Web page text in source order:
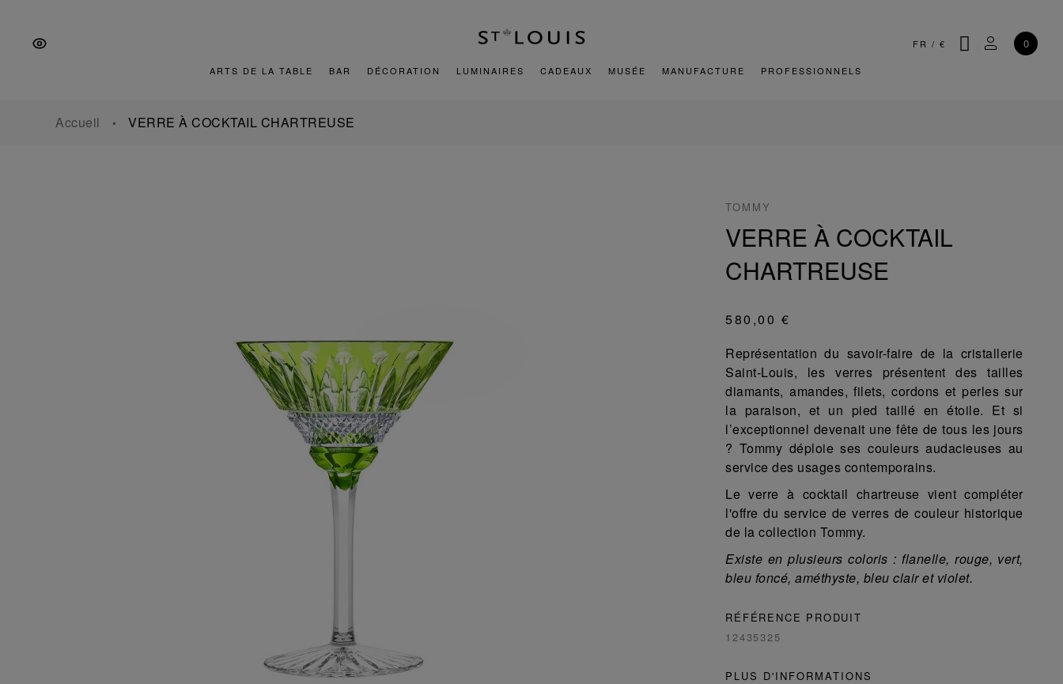
contenu
FR / € CHERCHER
MON0
ARTS DE LA TABLE BAR DÉCORATION LUMINAIRES CADEAUX MUSÉE MANUFACTURE PROFESSIONNELS
Accueil VERRE À COCKTAIL CHARTREUSE
TOMMY
VERRE À COCKTAIL
CHARTREUSE
580,00 €
Représentation du savoir-faire de la cristallerie
Saint-Louis, les verres présentent des tailles
diamants, amandes, filets, cordons et perles sur
la paraison, et un pied taillé en étoile. Et si
l’exceptionnel devenait une fête de tous les jours
? Tommy déploie ses couleurs audacieuses au
service des usages contemporains.
Le verre à cocktail chartreuse vient compléter
l'offre du service de verres de couleur historique
de la collection Tommy.
Existe en plusieurs coloris : flanelle, rouge, vert,
bleu foncé, améthyste, bleu clair et violet.
RÉFÉRENCE PRODUIT
12435325
PLUS D'INFORMATIONS